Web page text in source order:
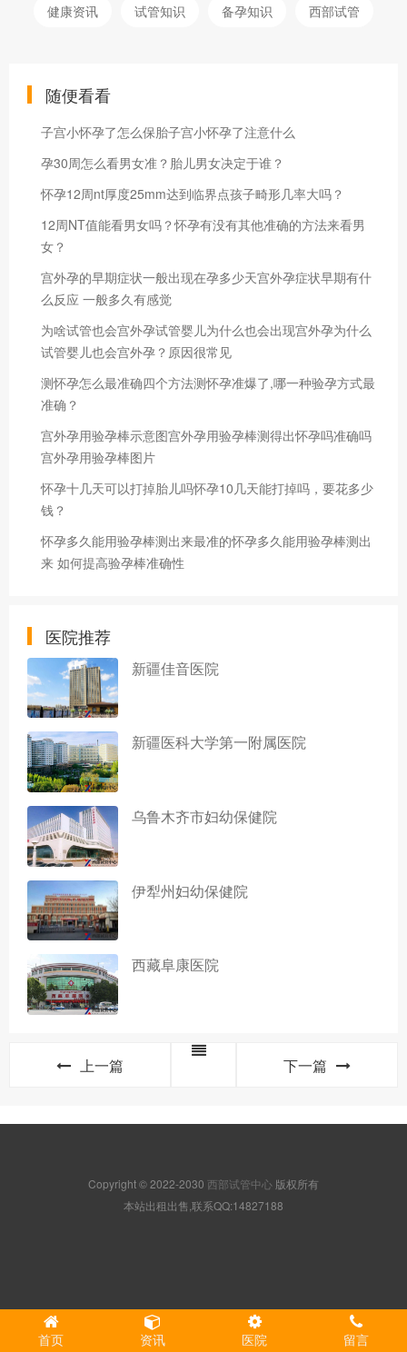
健康资讯 试管知识 备孕知识 西部试管
随便看看
子宫小怀孕了怎么保胎子宫小怀孕了注意什么
孕30周怎么看男女准？胎儿男女决定于谁？
怀孕12周nt厚度25mm达到临界点孩子畸形几率大吗？
12周NT值能看男女吗？怀孕有没有其他准确的方法来看男
女？
宫外孕的早期症状一般出现在孕多少天宫外孕症状早期有什
么反应 一般多久有感觉
为啥试管也会宫外孕试管婴儿为什么也会出现宫外孕为什么
试管婴儿也会宫外孕？原因很常见
测怀孕怎么最准确四个方法测怀孕准爆了,哪一种验孕方式最
准确？
宫外孕用验孕棒示意图宫外孕用验孕棒测得出怀孕吗准确吗
宫外孕用验孕棒图片
怀孕十几天可以打掉胎儿吗怀孕10几天能打掉吗，要花多少
钱？
怀孕多久能用验孕棒测出来最准的怀孕多久能用验孕棒测出
来 如何提高验孕棒准确性
医院推荐
新疆佳音医院
新疆医科大学第一附属医院
乌鲁木齐市妇幼保健院
伊犁州妇幼保健院
西藏阜康医院
上一篇 下一篇
Copyright © 2022-2030 西部试管中心 版权所有
本站出租出售,联系QQ:14827188
首页 资讯 医院 留言